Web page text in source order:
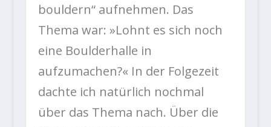
bouldern“ aufnehmen. Das
Thema war: »Lohnt es sich noch
eine Boulderhalle in
aufzumachen?« In der Folgezeit
dachte ich natürlich nochmal
über das Thema nach. Über die